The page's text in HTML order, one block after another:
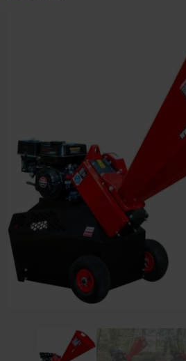
Biuro obsługi klienta czynne